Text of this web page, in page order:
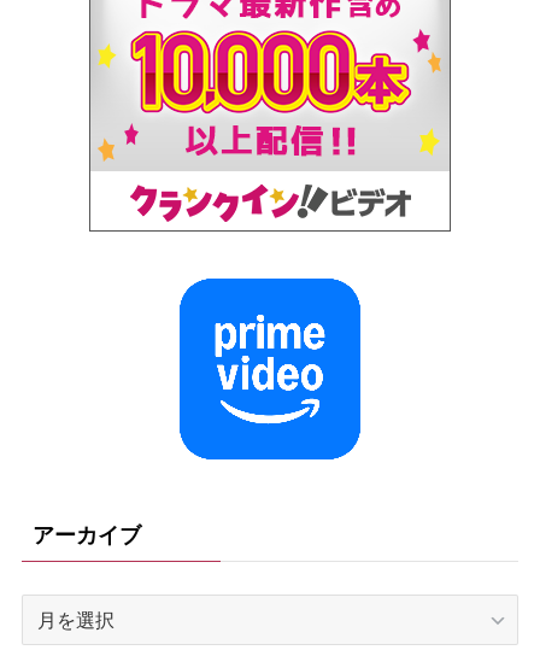
アーカイブ